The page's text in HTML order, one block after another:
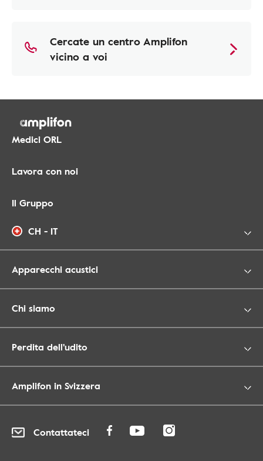
Cercate un centro Amplifon
vicino a voi
Medici ORL
Lavora con noi
Il Gruppo
CH - IT
Apparecchi acustici
Chi siamo
Perdita dell'udito
Amplifon in Svizzera
Contattateci